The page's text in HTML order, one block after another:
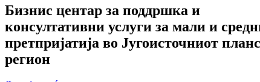
Бизнис центар за поддршка и
консултативни услуги за мали и
претпријатија во Југоисточниот
регион